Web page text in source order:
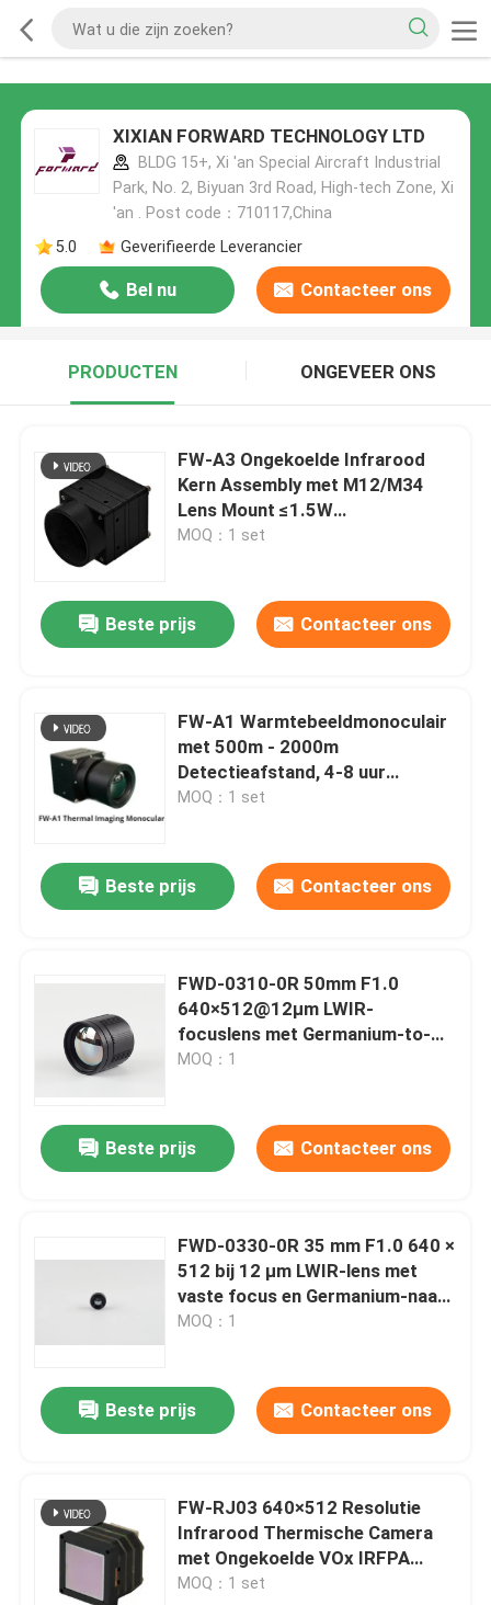
XIXIAN FORWARD TECHNOLOGY LTD
BLDG 15+, Xi 'an Special Aircraft Industrial
Park, No. 2, Biyuan 3rd Road, High-tech Zone, Xi
'an . Post code：710117,China
5.0
Geverifieerde Leverancier
Bel nu Contacteer ons
PRODUCTEN ONGEVEER ONS
FW-A3 Ongekoelde Infrarood
Kern Assembly met M12/M34
Lens Mount ≤1.5W
Stroomverbruik en 8μm -14μm
Hoge Gevoeligheid
MOQ：1 set
Beste prijs Contacteer ons
FW-A1 Warmtebeeldmonoculair
met 500m - 2000m
Detectieafstand, 4-8 uur
Vervangbare Batterij en ≤50 mK
MOQ：1 set
Beste prijs Contacteer ons
FWD-0310-0R 50mm F1.0
640×512@12μm LWIR-
focuslens met Germanium-to-
Chalcogenide-upgrade voor
MOQ：1
Beste prijs Contacteer ons
FWD-0330-0R 35 mm F1.0 640 ×
512 bij 12 μm LWIR-lens met
vaste focus en Germanium-naar-
Chalcogenide-upgrade voor
MOQ：1
Beste prijs Contacteer ons
FW-RJ03 640×512 Resolutie
Infrarood Thermische Camera
met Ongekoelde VOx IRFPA
Detector en Compact Ontwerp
MOQ：1 set